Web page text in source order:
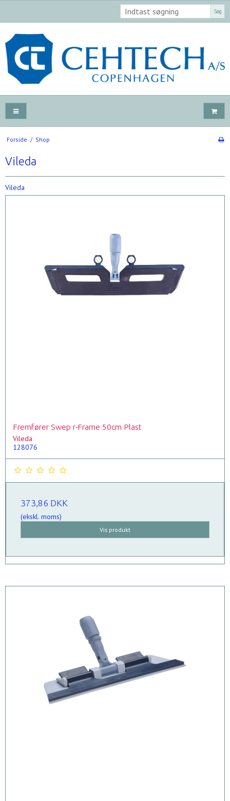
Søg
Forside / Shop
Vileda
Vileda
Fremfører Swep r-Frame 50cm Plast
Vileda
128076
373,86 DKK
(ekskl. moms)
Vis produkt